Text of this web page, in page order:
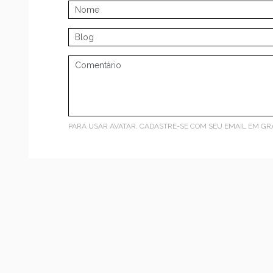
PARA USAR AVATAR, CADASTRE-SE COM SEU EMAIL EM